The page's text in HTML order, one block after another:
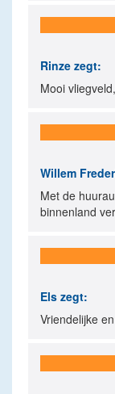
Rinze zegt:
Mooi
Willem
Met de
binnenland
Els zegt:
Vriendelijke